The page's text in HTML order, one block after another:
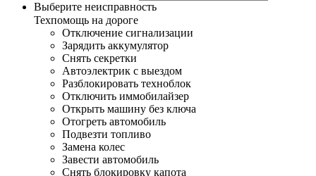
Выберите неисправность
Техпомощь на дороге
Отключение сигнализации
Зарядить аккумулятор
Снять секретки
Автоэлектрик с выездом
Разблокировать техноблок
Отключить иммобилайзер
Открыть машину без ключа
Отогреть автомобиль
Подвезти топливо
Замена колес
Завести автомобиль
Снять блокировку капота